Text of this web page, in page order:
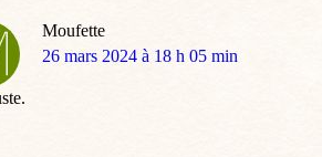
Moufette
dit
26 mars 2024 à 18 h 05 min